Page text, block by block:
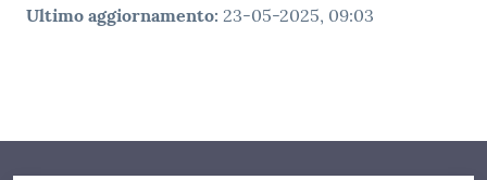
Ultimo aggiornamento: 23-05-2025, 09:03